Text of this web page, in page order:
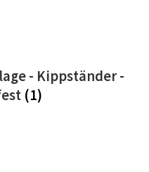
- Kippständer -
(1)